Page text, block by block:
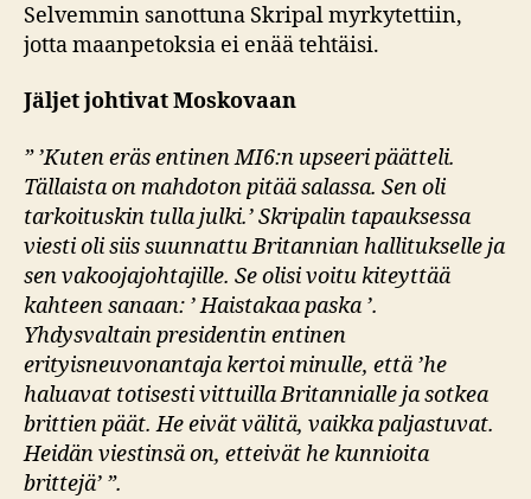
Selvemmin sanottuna Skripal myrkytettiin,
jotta maanpetoksia ei enää tehtäisi.
Jäljet johtivat Moskovaan
” ’Kuten eräs entinen MI6:n upseeri päätteli.
Tällaista on mahdoton pitää salassa. Sen oli
tarkoituskin tulla julki.’ Skripalin tapauksessa
viesti oli siis suunnattu Britannian hallitukselle ja
sen vakoojajohtajille. Se olisi voitu kiteyttää
kahteen sanaan: ’ Haistakaa paska ’.
Yhdysvaltain presidentin entinen
erityisneuvonantaja kertoi minulle, että ’he
haluavat totisesti vittuilla Britannialle ja sotkea
brittien päät. He eivät välitä, vaikka paljastuvat.
Heidän viestinsä on, etteivät he kunnioita
brittejä’ ”.